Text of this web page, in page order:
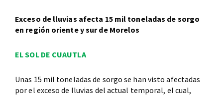
Exceso de lluvias afecta 15 mil toneladas de sorgo
en región oriente y sur de Morelos
EL SOL DE CUAUTLA
Unas 15 mil toneladas de sorgo se han visto afectadas
por el exceso de lluvias del actual temporal, el cual,